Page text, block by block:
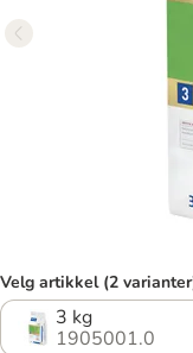
Velg artikkel (2
3 kg
1905001.0